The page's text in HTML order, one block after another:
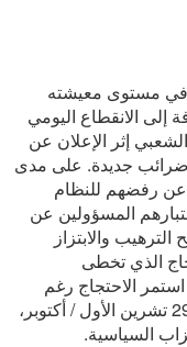
هائلا في مستوى معيشته
إلى الانقطاع اليومي
إثر الإعلان عن
جديدة. على مدى
عن رفضهم للنظام
المسؤولين عن
والابتزاز
الذي تخطى
استمر الاحتجاج رغم
استقالة رئيس الوزراء سعد الحريري، في 29 تشرين الأول / أكتوبر،
السياسية.